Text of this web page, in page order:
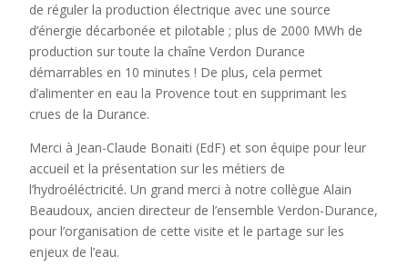
de réguler la production électrique avec une source
d’énergie décarbonée et pilotable ; plus de 2000 MWh de
production sur toute la chaîne Verdon Durance
démarrables en 10 minutes ! De plus, cela permet
d’alimenter en eau la Provence tout en supprimant les
crues de la Durance.
Merci à Jean-Claude Bonaiti (EdF) et son équipe pour leur
accueil et la présentation sur les métiers de
l’hydroéléctricité. Un grand merci à notre collègue Alain
Beaudoux, ancien directeur de l’ensemble Verdon-Durance,
pour l’organisation de cette visite et le partage sur les
enjeux de l’eau.